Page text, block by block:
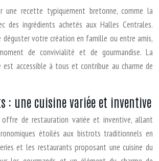
une recette typiquement bretonne, comme la
des ingrédients achetés aux Halles Centrales.
déguster votre création en famille ou entre amis,
de convivialité et de gourmandise. La
est accessible à tous et contribue au charme de
: une cuisine variée et inventive
offre de restauration variée et inventive, allant
étoilés aux bistrots traditionnels en
et les restaurants proposant une cuisine du